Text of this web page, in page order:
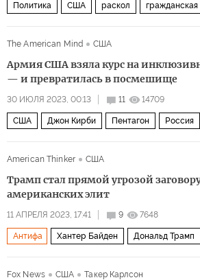
Политика США раскол гражданская
The American Mind США
Армия США взяла курс на
— и превратилась в посмешище
30 ИЮЛЯ 2023, 00:13 11 14709
США Джон Кирби Пентагон Россия
American Thinker США
Трамп стал прямой угрозой
американских элит
11 АПРЕЛЯ 2023, 17:41 9 7648
Антифа Хантер Байден Дональд Трамп
Fox News
США Такер Карлсон